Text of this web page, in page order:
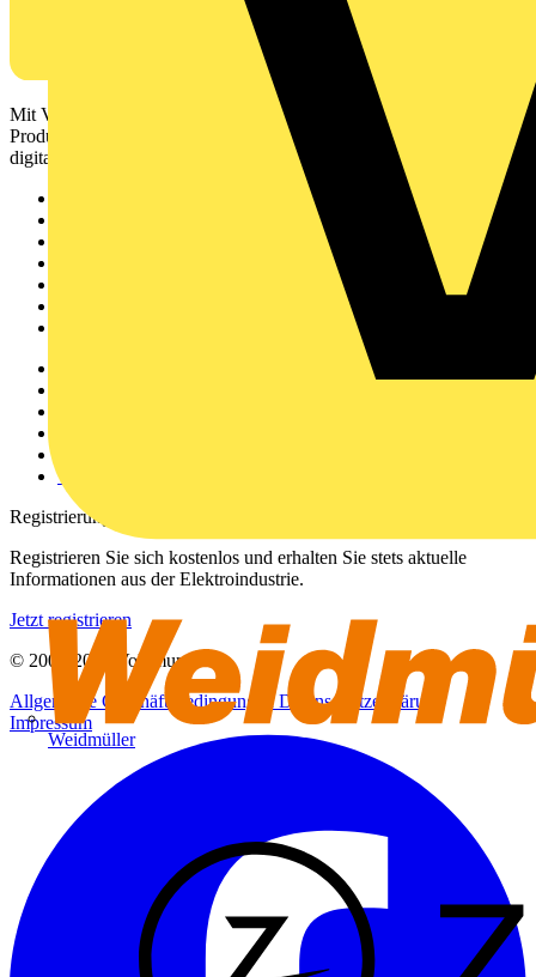
Weidmüller
Mit Voltimum erhalten Elektrofachkräfte Zugang zu Branchennews,
Produktinformationen, Schulungen und Tools – alles auf einer
digitalen Plattform und Community.
voltimum.com
Registrierung
Registrieren Sie sich kostenlos und erhalten Sie stets aktuelle
Informationen aus der Elektroindustrie.
Jetzt registrieren
© 2002-
2026
Voltimum
Allgemeine GeschäftsbedingungenDatenschutzerklärung
Impressum